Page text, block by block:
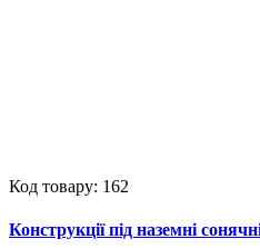
Код товару: 162
Конструкції під наземні